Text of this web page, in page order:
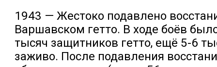
1943 — Жестоко подавлено
Варшавском гетто. В ходе боёв
тысяч защитников гетто, ещё 5-6
заживо. После подавления